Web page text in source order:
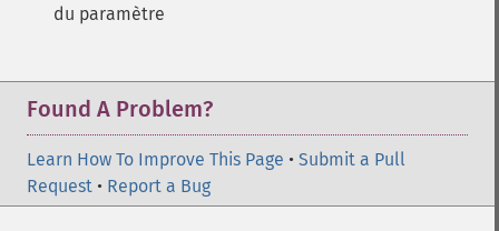
du paramètre
Found A Problem?
Learn How To Improve This Page • Submit a Pull
Request • Report a Bug